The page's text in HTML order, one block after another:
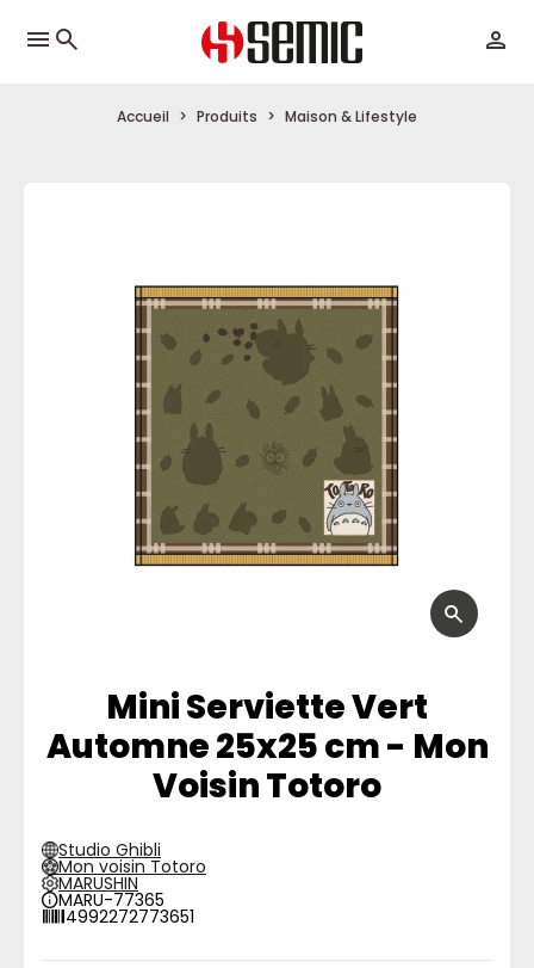
menu
Accueil Produits Maison & Lifestyle
Mini Serviette Vert
Automne 25x25 cm - Mon
Voisin Totoro
Studio Ghibli
Mon voisin Totoro
MARUSHIN
MARU-77365
4992272773651